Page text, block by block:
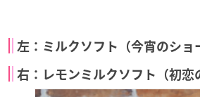
左：ミルクソフト（今宵のショ
右：レモンミルクソフト（初恋